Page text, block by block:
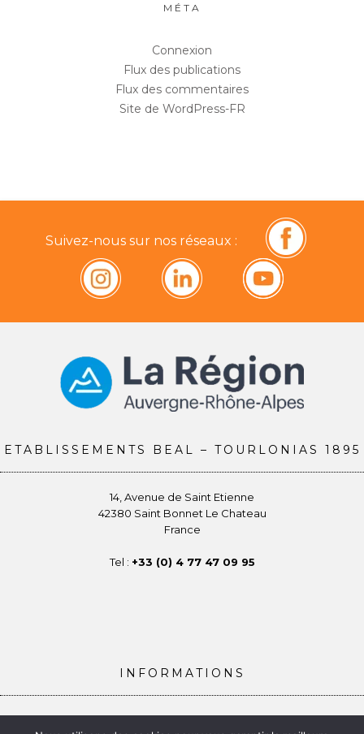
MÉTA
Connexion
Flux des publications
Flux des commentaires
Site de WordPress-FR
Suivez-nous sur nos réseaux :
ETABLISSEMENTS BEAL – TOURLONIAS 1895
14, Avenue de Saint Etienne
42380 Saint Bonnet Le Chateau
France
Tel : +33 (0) 4 77 47 09 95
INFORMATIONS